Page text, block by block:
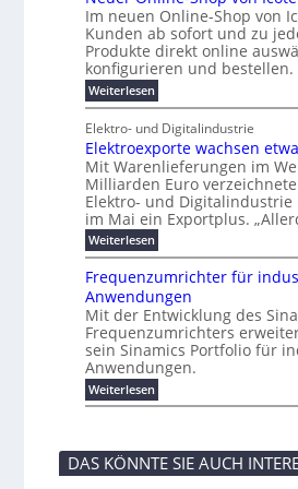
a
t
i
e
a
t
P
l
u
F
e
s
t
l
m
a
n
g
m
e
n
t
e
n
H
a
l
b
a
h
r
2
0
2
6
W
a
g
o
-
C
E
e
c
k
e
r
ü
S
t
r
ö
m
e
b
i
s
5
A
o
i
n
e
t
f
ü
h
r
e
n
d
e
s
i
n
u
s
t
r
i
e
l
l
e
t
h
e
Im neuen Online-Shop von
Kunden ab sofort und zu
Produkte direkt online
konfigurieren und bestellen.
Weiterlesen:
N
u
e
r
O
n
l
i
n
e
-
S
h
o
p
v
o
n
I
c
e
k
Elektro- und Digitalindustrie
Elektroexporte wachsen
Mit Warenlieferungen im
Milliarden Euro
Elektro- und Digitalindustrie
im Mai ein Exportplus.
Weiterlesen:
E
e
k
t
r
o
e
x
p
o
e
w
Frequenzumrichter für
Anwendungen
Mit der Entwicklung des
Frequenzumrichters
sein Sinamics Portfolio für
Anwendungen.
Weiterlesen:
F
q
u
e
DAS KÖNNTE SIE AUCH